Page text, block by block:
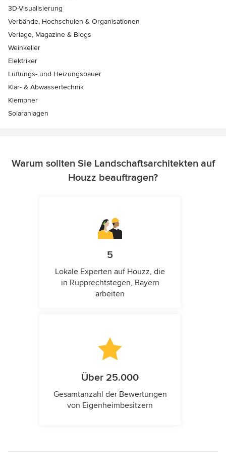
3D-Visualisierung
Verbände, Hochschulen & Organisationen
Verlage, Magazine & Blogs
Weinkeller
Elektriker
Lüftungs- und Heizungsbauer
Klär- & Abwassertechnik
Klempner
Solaranlagen
Warum sollten Sie Landschaftsarchitekten auf
Houzz beauftragen?
5
Lokale Experten auf Houzz, die
in Rupprechtstegen, Bayern
arbeiten
Über 25.000
Gesamtanzahl der Bewertungen
von Eigenheimbesitzern